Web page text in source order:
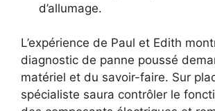
d’allumage.
L’expérience de Paul et Edith
diagnostic de panne poussé
matériel et du savoir-faire. Sur
spécialiste saura contrôler le